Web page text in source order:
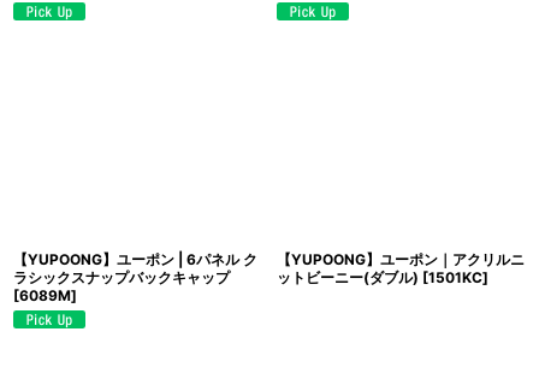
【YUPOONG】ユーポン | 6パネル ク
ラシックスナップバックキャップ
[6089M]
【YUPOONG】ユーポン｜アクリルニ
ットビーニー(ダブル) [1501KC]